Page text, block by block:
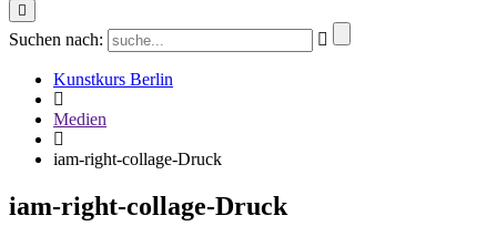
Suchen nach:
Kunstkurs Berlin
Medien
iam-right-collage-Druck
iam-right-collage-Druck